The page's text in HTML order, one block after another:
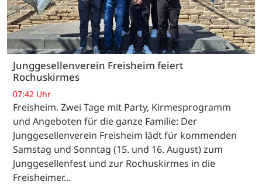
Junggesellenverein Freisheim feiert
Rochuskirmes
07:42 Uhr
Freisheim. Zwei Tage mit Party, Kirmesprogramm
und Angeboten für die ganze Familie: Der
Junggesellenverein Freisheim lädt für kommenden
Samstag und Sonntag (15. und 16. August) zum
Junggesellenfest und zur Rochuskirmes in die
Freisheimer…